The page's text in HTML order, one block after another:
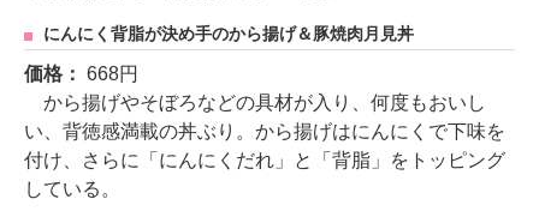
にんにく背脂が決め手のから揚げ＆豚焼肉月見丼
価格： 668円
から揚げやそぼろなどの具材が入り、何度もおいし
い、背徳感満載の丼ぶり。から揚げはにんにくで下味を
付け、さらに「にんにくだれ」と「背脂」をトッピング
している。